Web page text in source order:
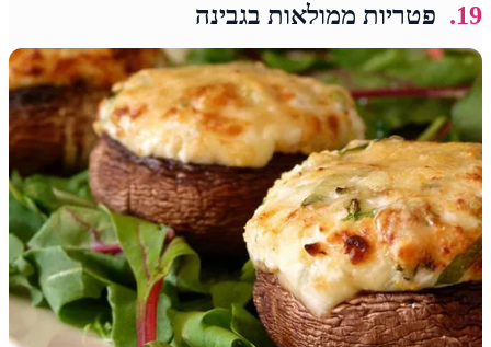
19. פטריות ממולאות בגבינה